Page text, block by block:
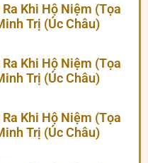
Khi Hộ Niệm (Tọa
Trị (Úc Châu)
Khi Hộ Niệm (Tọa
Trị (Úc Châu)
Khi Hộ Niệm (Tọa
Trị (Úc Châu)